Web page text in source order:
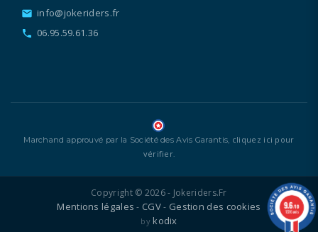
email info@jokeriders.fr
call 06.95.59.61.36
Marchand approuvé par la Société des Avis Garantis, cliquez ici pour
vérifier.
Copyright © 2026 - Jokeriders.fr
Mentions légales - CGV- Gestion des cookies
by kodix
9.6/10
1336 avis